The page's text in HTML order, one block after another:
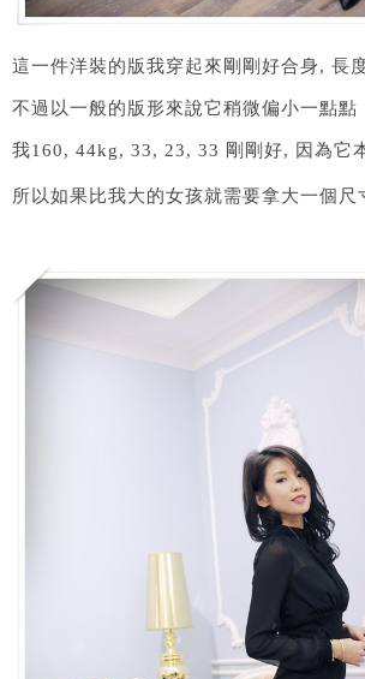
這一件洋裝的版我穿起來剛剛好合身, 長
不過以一般的版形來說它稍微偏小一點點
我160, 44kg, 33, 23, 33 剛剛好, 因為它
所以如果比我大的女孩就需要拿大一個尺